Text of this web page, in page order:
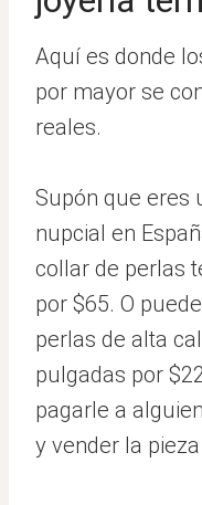
Aquí es donde
por mayor se
reales.
Supón que eres
nupcial en
collar de perlas
por $65. O
perlas de alta
pulgadas por
pagarle a
y vender la